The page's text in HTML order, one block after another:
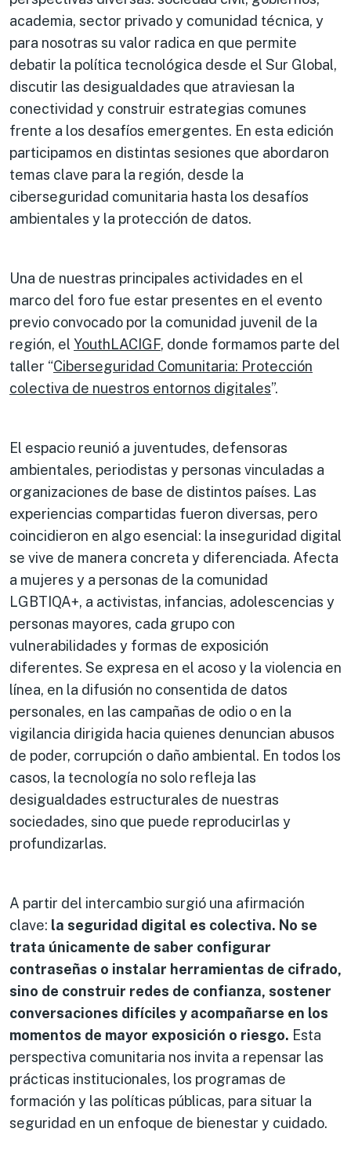
academia, sector privado y comunidad técnica, y
para nosotras su valor radica en que permite
debatir la política tecnológica desde el Sur Global,
discutir las desigualdades que atraviesan la
conectividad y construir estrategias comunes
frente a los desafíos emergentes. En esta edición
participamos en distintas sesiones que abordaron
temas clave para la región, desde la
ciberseguridad comunitaria hasta los desafíos
ambientales y la protección de datos.
Una de nuestras principales actividades en el
marco del foro fue estar presentes en el evento
previo convocado por la comunidad juvenil de la
región, el YouthLACIGF, donde formamos parte del
taller “Ciberseguridad Comunitaria: Protección
colectiva de nuestros entornos digitales”.
El espacio reunió a juventudes, defensoras
ambientales, periodistas y personas vinculadas a
organizaciones de base de distintos países. Las
experiencias compartidas fueron diversas, pero
coincidieron en algo esencial: la inseguridad digital
se vive de manera concreta y diferenciada. Afecta
a mujeres y a personas de la comunidad
LGBTIQA+, a activistas, infancias, adolescencias y
personas mayores, cada grupo con
vulnerabilidades y formas de exposición
diferentes. Se expresa en el acoso y la violencia en
línea, en la difusión no consentida de datos
personales, en las campañas de odio o en la
vigilancia dirigida hacia quienes denuncian abusos
de poder, corrupción o daño ambiental. En todos los
casos, la tecnología no solo refleja las
desigualdades estructurales de nuestras
sociedades, sino que puede reproducirlas y
profundizarlas.
A partir del intercambio surgió una afirmación
clave: la seguridad digital es colectiva. No se
trata únicamente de saber configurar
contraseñas o instalar herramientas de cifrado,
sino de construir redes de confianza, sostener
conversaciones difíciles y acompañarse en los
momentos de mayor exposición o riesgo. Esta
perspectiva comunitaria nos invita a repensar las
prácticas institucionales, los programas de
formación y las políticas públicas, para situar la
seguridad en un enfoque de bienestar y cuidado.